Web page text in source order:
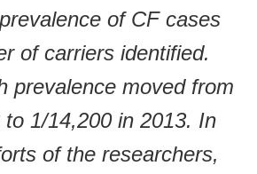
of CF cases
of carriers identified.
prevalence moved from
1/14,200 in 2013. In
of the researchers,